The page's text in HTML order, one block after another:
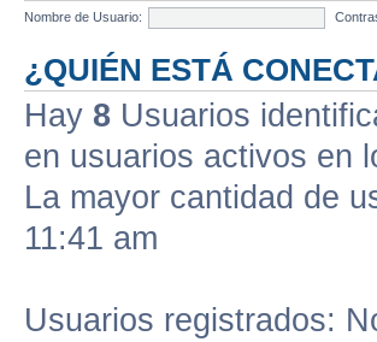
Nombre de Usuario:
¿QUIÉN ESTÁ
Hay 8 Usuarios
en usuarios activos en
La mayor cantidad de
11:41 am
Usuarios registrados: